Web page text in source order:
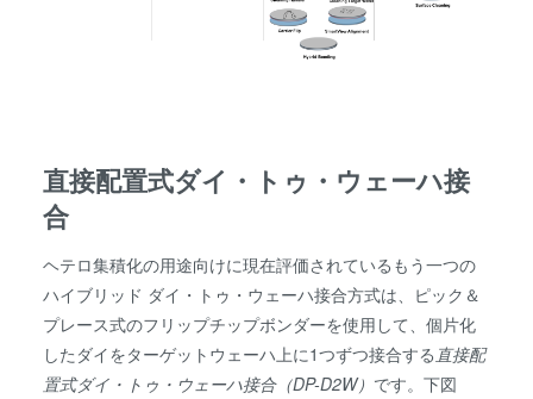
直接配置式ダイ・トゥ・ウェーハ接
合
ヘテロ集積化の用途向けに現在評価されているもう一つの
ハイブリッド ダイ・トゥ・ウェーハ接合方式は、ピック＆
プレース式のフリップチップボンダーを使用して、個片化
したダイをターゲットウェーハ上に1つずつ接合する 直接配
置式ダイ・トゥ・ウェーハ接合（DP-D2W） です。下図